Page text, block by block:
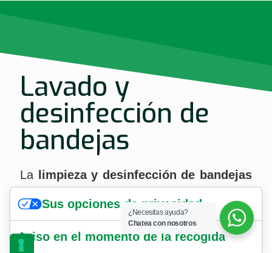
Lavado y
desinfección de
bandejas
La
limpieza y desinfección de bandejas
la propagación de patógenos y garantizar
condiciones óptimas para los cultivos
posteriores.
propone
¿Necesitas ayuda?
Chatea con nosotros
Sus opciones de privacidad
Aviso en el momento de la recogida